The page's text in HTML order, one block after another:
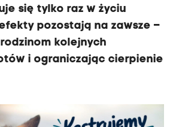
się tylko raz w życiu
pozostają na zawsze –
kolejnych
i ograniczając cierpienie